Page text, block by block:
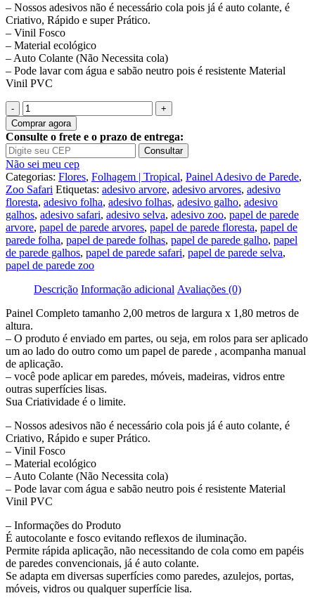
– Nossos adesivos não é necessário cola pois já é auto colante, é
Criativo, Rápido e super Prático.
– Vinil Fosco
– Material ecológico
– Auto Colante (Não Necessita cola)
– Pode lavar com água e sabão neutro pois é resistente Material
Vinil PVC
Quantidade
de
Adesivo
De
Parede
Infantil
Zoo
Safari
Floresta
Painel
Gg932
Comprar agora
Consulte o frete e o prazo de entrega:
Consultar
Não sei meu cep
Categorias: Flores, Folhagem | Tropical, Painel Adesivo de Parede,
Zoo Safari Etiquetas: adesivo arvore, adesivo arvores, adesivo
floresta, adesivo folha, adesivo folhas, adesivo galho, adesivo
galhos, adesivo safari, adesivo selva, adesivo zoo, papel de parede
arvore, papel de parede arvores, papel de parede floresta, papel de
parede folha, papel de parede folhas, papel de parede galho, papel
de parede galhos, papel de parede safari, papel de parede selva,
papel de parede zoo
Descrição Informação adicional Avaliações (0)
Painel Completo tamanho 2,00 metros de largura x 1,80 metros de
altura.
– O produto é enviado em partes, ou seja, em rolos para ser aplicado
um ao lado do outro como um papel de parede , acompanha manual
de aplicação.
– você pode aplicar em paredes, móveis, madeiras, vidros entre
outras superfícies lisas.
Sua Criatividade é o limite.
– Nossos adesivos não é necessário cola pois já é auto colante, é
Criativo, Rápido e super Prático.
– Vinil Fosco
– Material ecológico
– Auto Colante (Não Necessita cola)
– Pode lavar com água e sabão neutro pois é resistente Material
Vinil PVC
– Informações do Produto
É autocolante e fosco evitando reflexos de iluminação.
Permite rápida aplicação, não necessitando de cola como em papéis
de paredes convencionais, já é auto colante.
Se adapta em diversas superfícies como paredes, azulejos, portas,
móveis, vidros ou qualquer superfície lisa.